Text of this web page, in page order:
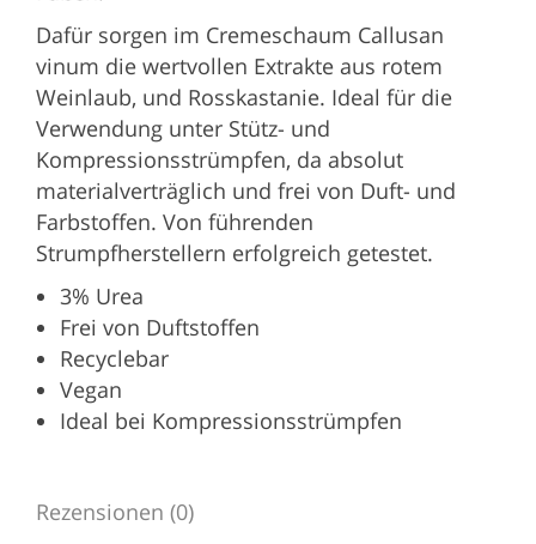
Dafür sorgen im Cremeschaum Callusan
vinum die wertvollen Extrakte aus rotem
Weinlaub, und Rosskastanie. Ideal für die
Verwendung unter Stütz- und
Kompressionsstrümpfen, da absolut
materialverträglich und frei von Duft- und
Farbstoffen. Von führenden
Strumpfherstellern erfolgreich getestet.
3% Urea
Frei von Duftstoffen
Recyclebar
Vegan
Ideal bei Kompressions­strümpfen
Rezensionen (0)